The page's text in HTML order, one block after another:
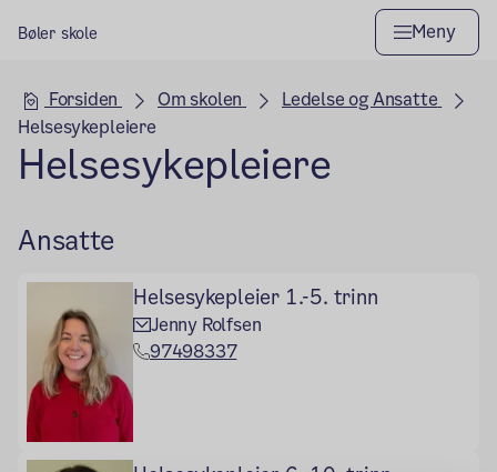
Bøler skole Meny
Hovedseksjon
Forsiden Om skolen
Ledelse og Ansatte
Helsesykepleiere
Helsesykepleiere
Ansatte
Helsesykepleier 1.-5. trinn
Jenny Rolfsen
97498337